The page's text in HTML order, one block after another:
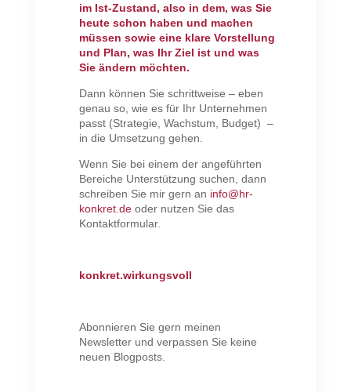
im Ist-Zustand, also in dem, was Sie
heute schon haben und machen
müssen sowie eine klare Vorstellung
und Plan, was Ihr Ziel ist und was
Sie ändern möchten.
Dann können Sie schrittweise – eben
genau so, wie es für Ihr Unternehmen
passt (Strategie, Wachstum, Budget) –
in die Umsetzung gehen.
Wenn Sie bei einem der angeführten
Bereiche Unterstützung suchen, dann
schreiben Sie mir gern an info@hr-
konkret.de oder nutzen Sie das
Kontaktformular.
konkret.wirkungsvoll
Abonnieren Sie gern meinen
Newsletter und verpassen Sie keine
neuen Blogposts.